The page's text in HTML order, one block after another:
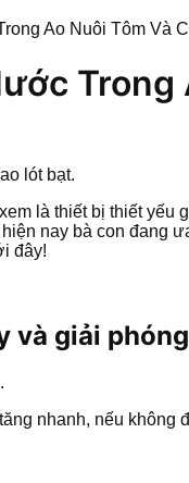
Ao Nuôi Tôm Và
lót bạt.
là thiết bị thiết yếu
nay bà con đang
đây!
và giải
nhanh, nếu không